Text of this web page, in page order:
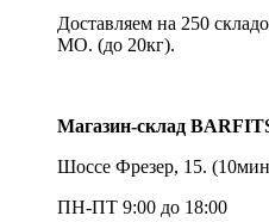
Доставляем на 250
МО. (до 20кг).
Магазин-склад
Шоссе Фрезер, 15.
ПН-ПТ 9:00 до 18:00